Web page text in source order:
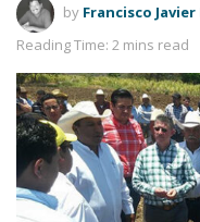
by Francisco
Reading Time: 2 mins read